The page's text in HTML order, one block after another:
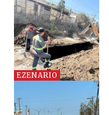
EZENARIO